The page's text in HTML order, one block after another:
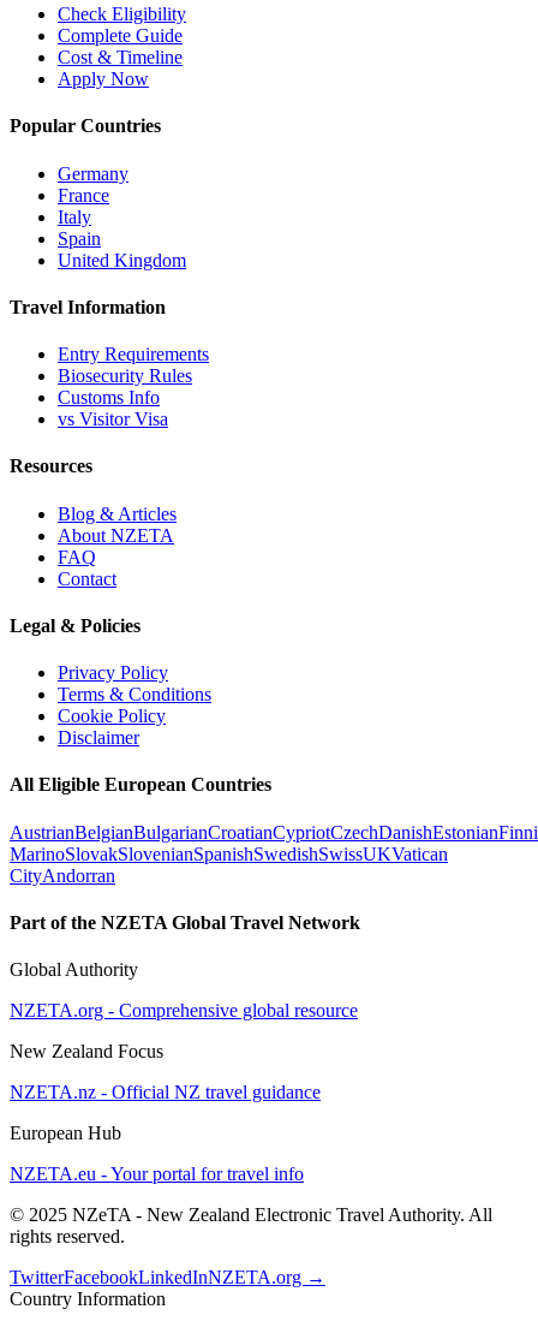
Check Eligibility
Complete Guide
Cost & Timeline
Apply Now
Popular Countries
Germany
France
Italy
Spain
United Kingdom
Travel Information
Entry Requirements
Biosecurity Rules
Customs Info
vs Visitor Visa
Resources
Blog & Articles
About NZETA
FAQ
Contact
Legal & Policies
Privacy Policy
Terms & Conditions
Cookie Policy
Disclaimer
All Eligible European Countries
AustrianBelgianBulgarianCroatianCypriotCzechDanishEstonian
MarinoSlovakSlovenianSpanishSwedishSwissUKVatican
CityAndorran
Part of the NZETA Global Travel Network
Global Authority
NZETA.org - Comprehensive global resource
New Zealand Focus
NZETA.nz - Official NZ travel guidance
European Hub
NZETA.eu - Your portal for travel info
© 2025 NZeTA - New Zealand Electronic Travel Authority. All
rights reserved.
TwitterFacebookLinkedInNZETA.org →
Country Information